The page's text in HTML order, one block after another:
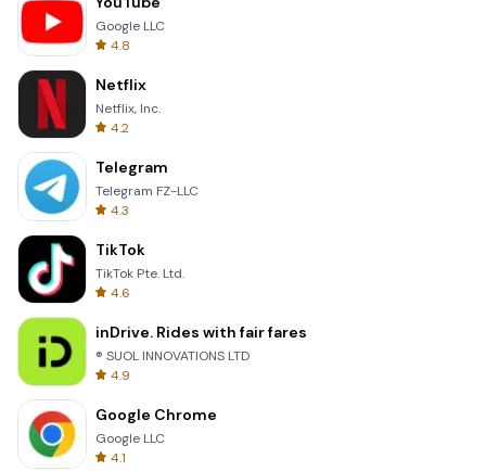
Google LLC
4.8
Netflix
Netflix, Inc.
4.2
Telegram
Telegram FZ-LLC
4.3
TikTok
TikTok Pte. Ltd.
4.6
inDrive. Rides with fair fares
® SUOL INNOVATIONS LTD
4.9
Google Chrome
Google LLC
4.1